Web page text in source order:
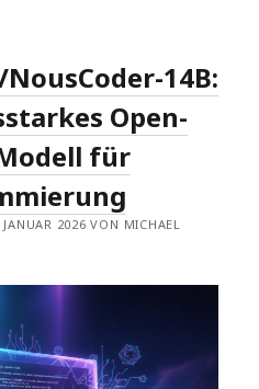
14B:
Open-
für
2026 VON MICHAEL